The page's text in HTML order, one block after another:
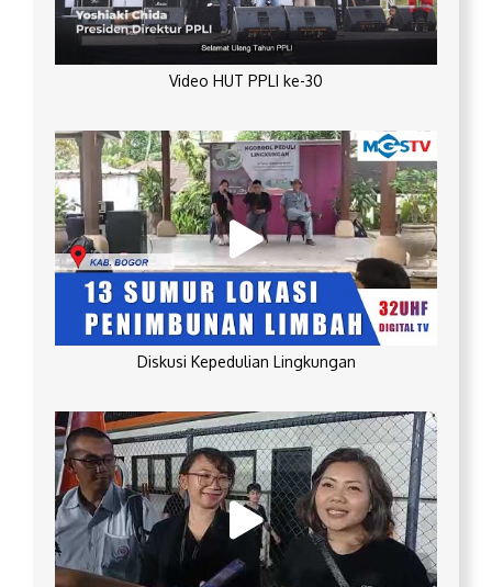
Video HUT PPLI ke-30
Diskusi Kepedulian Lingkungan